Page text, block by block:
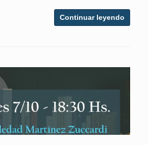
Continuar leyendo